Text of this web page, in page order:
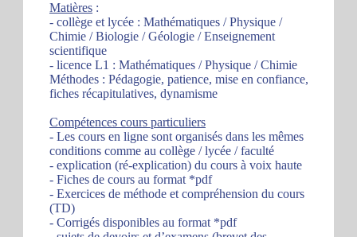
Matières :
- collège et lycée : Mathématiques / Physique /
Chimie / Biologie / Géologie / Enseignement
scientifique
- licence L1 : Mathématiques / Physique / Chimie
Méthodes : Pédagogie, patience, mise en confiance,
fiches récapitulatives, dynamisme
Compétences cours particuliers
- Les cours en ligne sont organisés dans les mêmes
conditions comme au collège / lycée / faculté
- explication (ré-explication) du cours à voix haute
- Fiches de cours au format *pdf
- Exercices de méthode et compréhension du cours
(TD)
- Corrigés disponibles au format *pdf